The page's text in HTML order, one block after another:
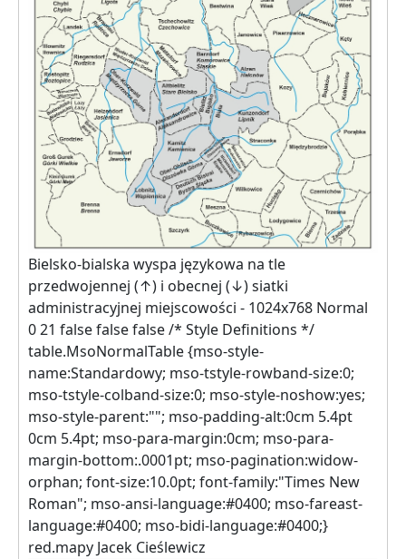
Bielsko-bialska wyspa językowa na tle
przedwojennej (↑) i obecnej (↓) siatki
administracyjnej miejscowości - 1024x768 Normal
0 21 false false false/* Style Definitions */
table.MsoNormalTable {mso-style-
name:Standardowy; mso-tstyle-rowband-size:0;
mso-tstyle-colband-size:0; mso-style-noshow:yes;
mso-style-parent:""; mso-padding-alt:0cm 5.4pt
0cm 5.4pt; mso-para-margin:0cm; mso-para-
margin-bottom:.0001pt; mso-pagination:widow-
orphan; font-size:10.0pt; font-family:"Times New
Roman"; mso-ansi-language:#0400; mso-fareast-
language:#0400; mso-bidi-language:#0400;}
red.mapy Jacek Cieślewicz